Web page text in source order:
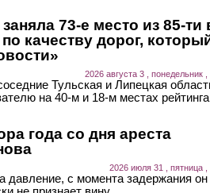
73-е место из 85-ти
качеству дорог,
2026 августа 3 , понедельник ,
Тульская и Липецкая
на 40-м и 18-м местах
года со дня ареста
2026 июля 31 , пятница ,
давление, с момента задержания он